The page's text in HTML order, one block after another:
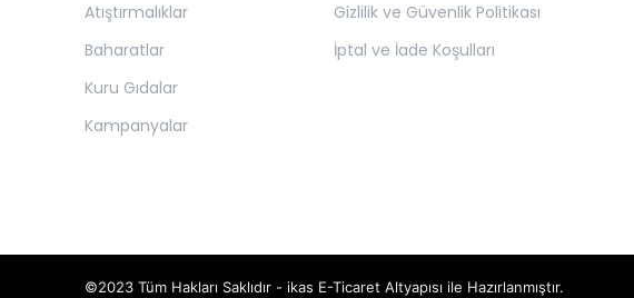
Atıştırmalıklar
Baharatlar
Kuru Gıdalar
Kampanyalar
Gizlilik ve Güvenlik Politikası
İptal ve İade Koşulları
©2023 Tüm Hakları Saklıdır - ikas E-Ticaret Altyapısı ile Hazırlanmıştır.